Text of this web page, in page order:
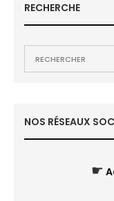
RECHERCHE
NOS RÉSEAUX
☛